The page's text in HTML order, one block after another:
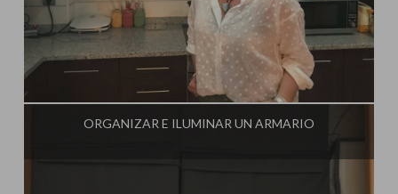
Influencer:Mimo de Mami
ORGANIZAR E ILUMINAR UN ARMARIO